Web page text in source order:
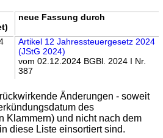
neue Fassung durch
Artikel 12 Jahressteuergesetz 2024
(JStG 2024)
vom 02.12.2024 BGBl. 2024 I Nr.
387
Änderungen - soweit
des
Klammern) und nicht nach dem
diese Liste einsortiert sind.